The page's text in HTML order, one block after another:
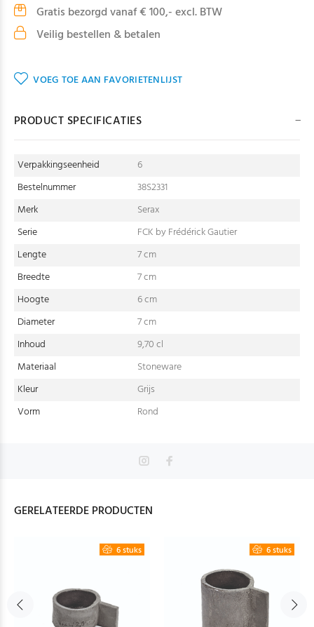
Gratis bezorgd vanaf € 100,- excl. BTW
Veilig bestellen & betalen
VOEG TOE AAN FAVORIETENLIJST
PRODUCT SPECIFICATIES
Verpakkingseenheid
6
Bestelnummer
38S2331
Merk
Serax
Serie
FCK by Frédérick Gautier
Lengte
7 cm
Breedte
7 cm
Hoogte
6 cm
Diameter
7 cm
Inhoud
9,70 cl
Materiaal
Stoneware
Kleur
Grijs
Vorm
Rond
GERELATEERDE PRODUCTEN
6 stuks 6 stuks